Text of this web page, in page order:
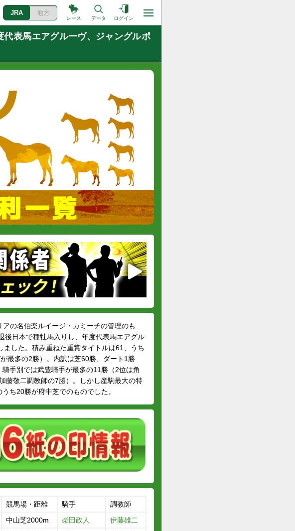
JRA 地方
レース データ ログイン
表馬エアグルーヴ、ジャングルポ
の名伯楽ルイージ・カミーチの管理のも
後日本で種牡馬入りし、年度代表馬エアグル
した。積み重ねた重賞タイトルは61、うち
最多の2勝）。内訳は芝60勝、ダート1勝
手別では武豊騎手が最多の11勝（2位は角
藤敬二調教師の7勝）。しかし産駒最大の特
ち20勝が府中芝でのものでした。
競馬場・距離 騎手
調教師
中山芝2000m 柴田政人
伊藤雄二